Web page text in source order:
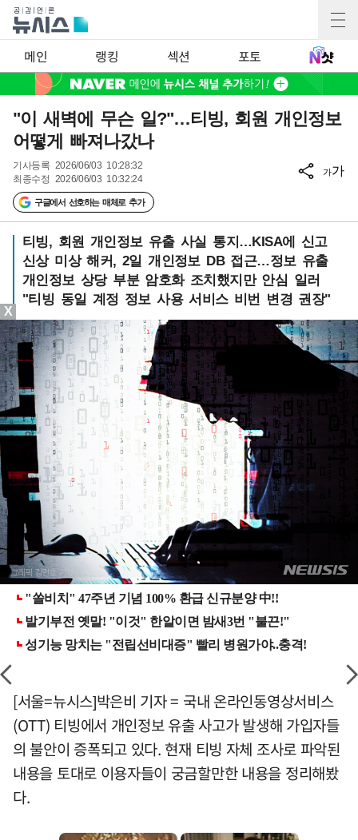
메인 랭킹 섹션 포토
"이 새벽에 무슨 일?"…티빙, 회원 개인정보
어떻게 빠져나갔나
기사등록 2026/06/03 10:28:32
최종수정 2026/06/03 10:32:24
구글에서 선호하는 매체로 추가
가가
티빙, 회원 개인정보 유출 사실 통지…KISA에 신고
신상 미상 해커, 2일 개인정보 DB 접근…정보 유출
개인정보 상당 부분 암호화 조치했지만 안심 일러
"티빙 동일 계정 정보 사용 서비스 비번 변경 권장"
[서울=뉴시스]박은비 기자 = 국내 온라인동영상서비스
(OTT) 티빙에서 개인정보 유출 사고가 발생해 가입자들
의 불안이 증폭되고 있다. 현재 티빙 자체 조사로 파악된
내용을 토대로 이용자들이 궁금할만한 내용을 정리해봤
다.
X